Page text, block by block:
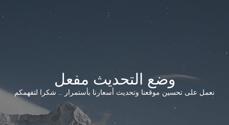
وضع التحديث مفعل
نعمل على تحسين موقعنا وتحديث أسعارنا بأستمرار .. شكرا لتفهمكم